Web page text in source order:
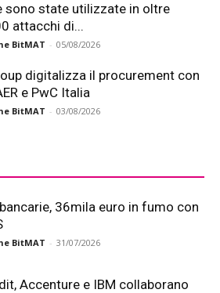
sono state utilizzate in oltre
attacchi di...
BitMAT - 05/08/2026
digitalizza il procurement con
e PwC Italia
BitMAT - 03/08/2026
36mila euro in fumo con
BitMAT - 31/07/2026
Accenture e IBM collaborano